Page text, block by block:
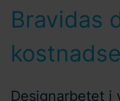
Bravidas
Designarbetet i